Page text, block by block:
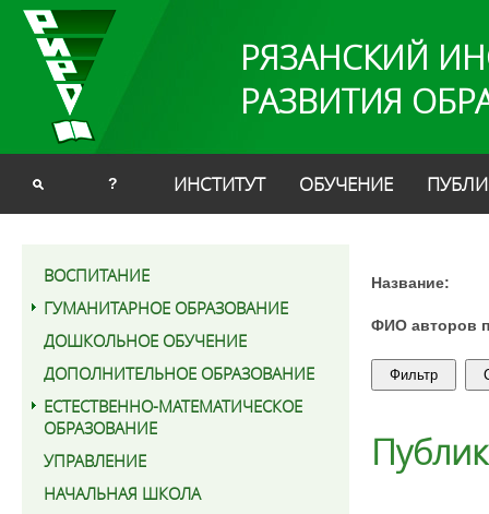
РЯЗАНСКИЙ
РАЗВИТИЯ
? ИНСТИТУТ ОБУЧЕНИЕ
ВОСПИТАНИЕ
ГУМАНИТАРНОЕ ОБРАЗОВАНИЕ
ДОШКОЛЬНОЕ ОБУЧЕНИЕ
ДОПОЛНИТЕЛЬНОЕ ОБРАЗОВАНИЕ
ЕСТЕСТВЕННО-МАТЕМАТИЧЕСКОЕ
ОБРАЗОВАНИЕ
УПРАВЛЕНИЕ
НАЧАЛЬНАЯ ШКОЛА
Название:
ФИО авторов